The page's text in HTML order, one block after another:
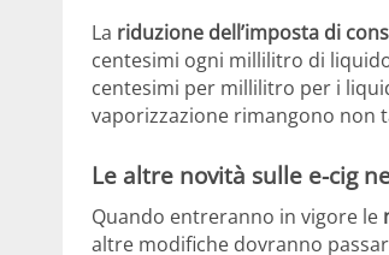
La riduzione dell’imposta di
centesimi ogni millilitro di
centesimi per millilitro per i
vaporizzazione rimangono non
Le altre novità sulle e-cig
Quando entreranno in vigore le
altre modifiche dovranno